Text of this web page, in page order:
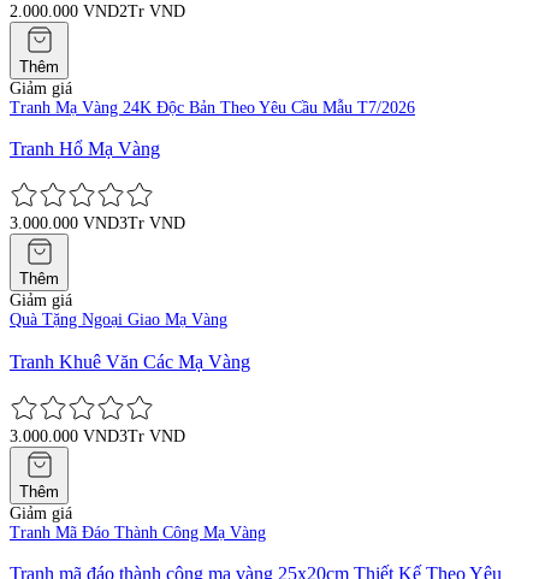
2.000.000 VND2Tr VND
Thêm
Giảm giá
Tranh Mạ Vàng 24K Độc Bản Theo Yêu Cầu Mẫu T7/2026
Tranh Hổ Mạ Vàng
3.000.000 VND3Tr VND
Thêm
Giảm giá
Quà Tặng Ngoại Giao Mạ Vàng
Tranh Khuê Văn Các Mạ Vàng
3.000.000 VND3Tr VND
Thêm
Giảm giá
Tranh Mã Đáo Thành Công Mạ Vàng
Tranh mã đáo thành công mạ vàng 25x20cm Thiết Kế Theo Yêu